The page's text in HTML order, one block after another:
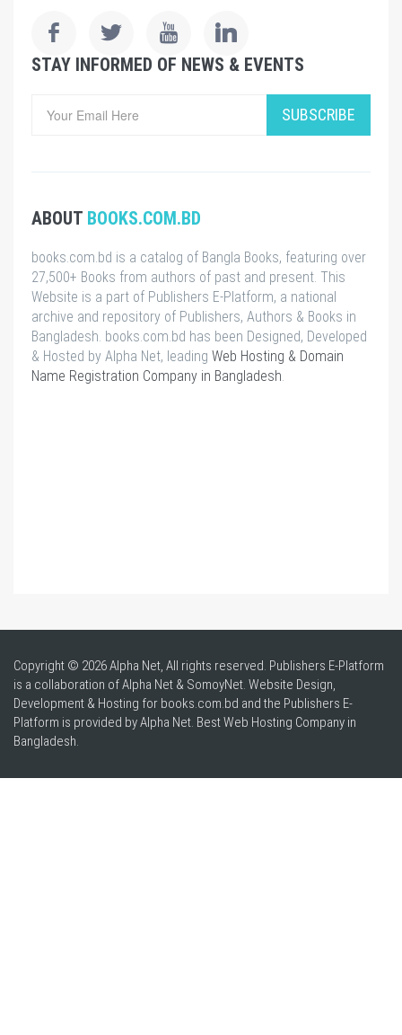
STAY INFORMED OF NEWS & EVENTS
SUBSCRIBE
ABOUT BOOKS.COM.BD
books.com.bd is a catalog of Bangla Books, featuring over
27,500+ Books from authors of past and present. This
Website is a part of Publishers E-Platform, a national
archive and repository of Publishers, Authors & Books in
Bangladesh. books.com.bd has been Designed, Developed
& Hosted by Alpha Net, leading Web Hosting & Domain
Name Registration Company in Bangladesh
Copyright © 2026 Alpha Net, All rights reserved. Publishers E-Platform
is a collaboration of Alpha Net & SomoyNet. Website Design,
Development & Hosting for books.com.bd and the Publishers E-
Platform is provided by Alpha Net. BestWeb Hosting Company in
Bangladesh.